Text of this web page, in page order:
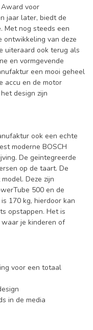
voor
jaar later, biedt de
Met nog steeds een
ontwikkeling van deze
uiteraard ook terug als
en vormgevende
een mooi geheel
accu en de motor
design zijn
ook een echte
moderne BOSCH
De geïntegreerde
op de taart. De
Deze zijn
500 en de
170 kg, hierdoor kan
opstappen. Het is
je kinderen of
voor een totaal
in de media